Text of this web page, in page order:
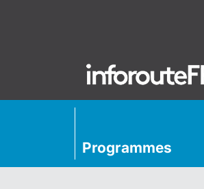
Programmes